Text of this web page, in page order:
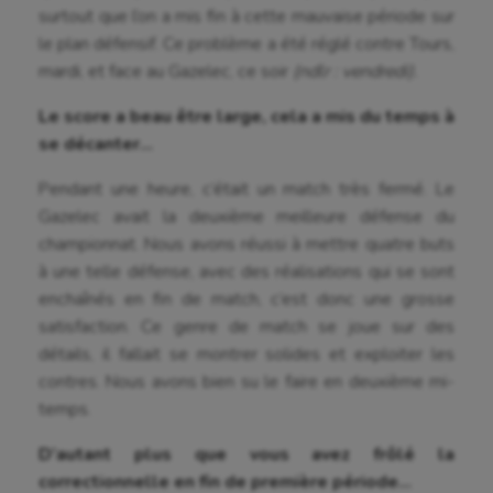
surtout que l’on a mis fin à cette mauvaise période sur
le plan défensif. Ce problème a été réglé contre Tours,
mardi, et face au Gazelec, ce soir
(ndlr : vendredi).
Le score a beau être large, cela a mis du temps à
se décanter…
Pendant une heure, c’était un match très fermé. Le
Gazelec avait la deuxième meilleure défense du
championnat. Nous avons réussi à mettre quatre buts
à une telle défense, avec des réalisations qui se sont
enchaînés en fin de match, c’est donc une grosse
satisfaction. Ce genre de match se joue sur des
détails, il fallait se montrer solides et exploiter les
contres. Nous avons bien su le faire en deuxième mi-
temps.
D’autant plus que vous avez frôlé la
correctionnelle en fin de première période…